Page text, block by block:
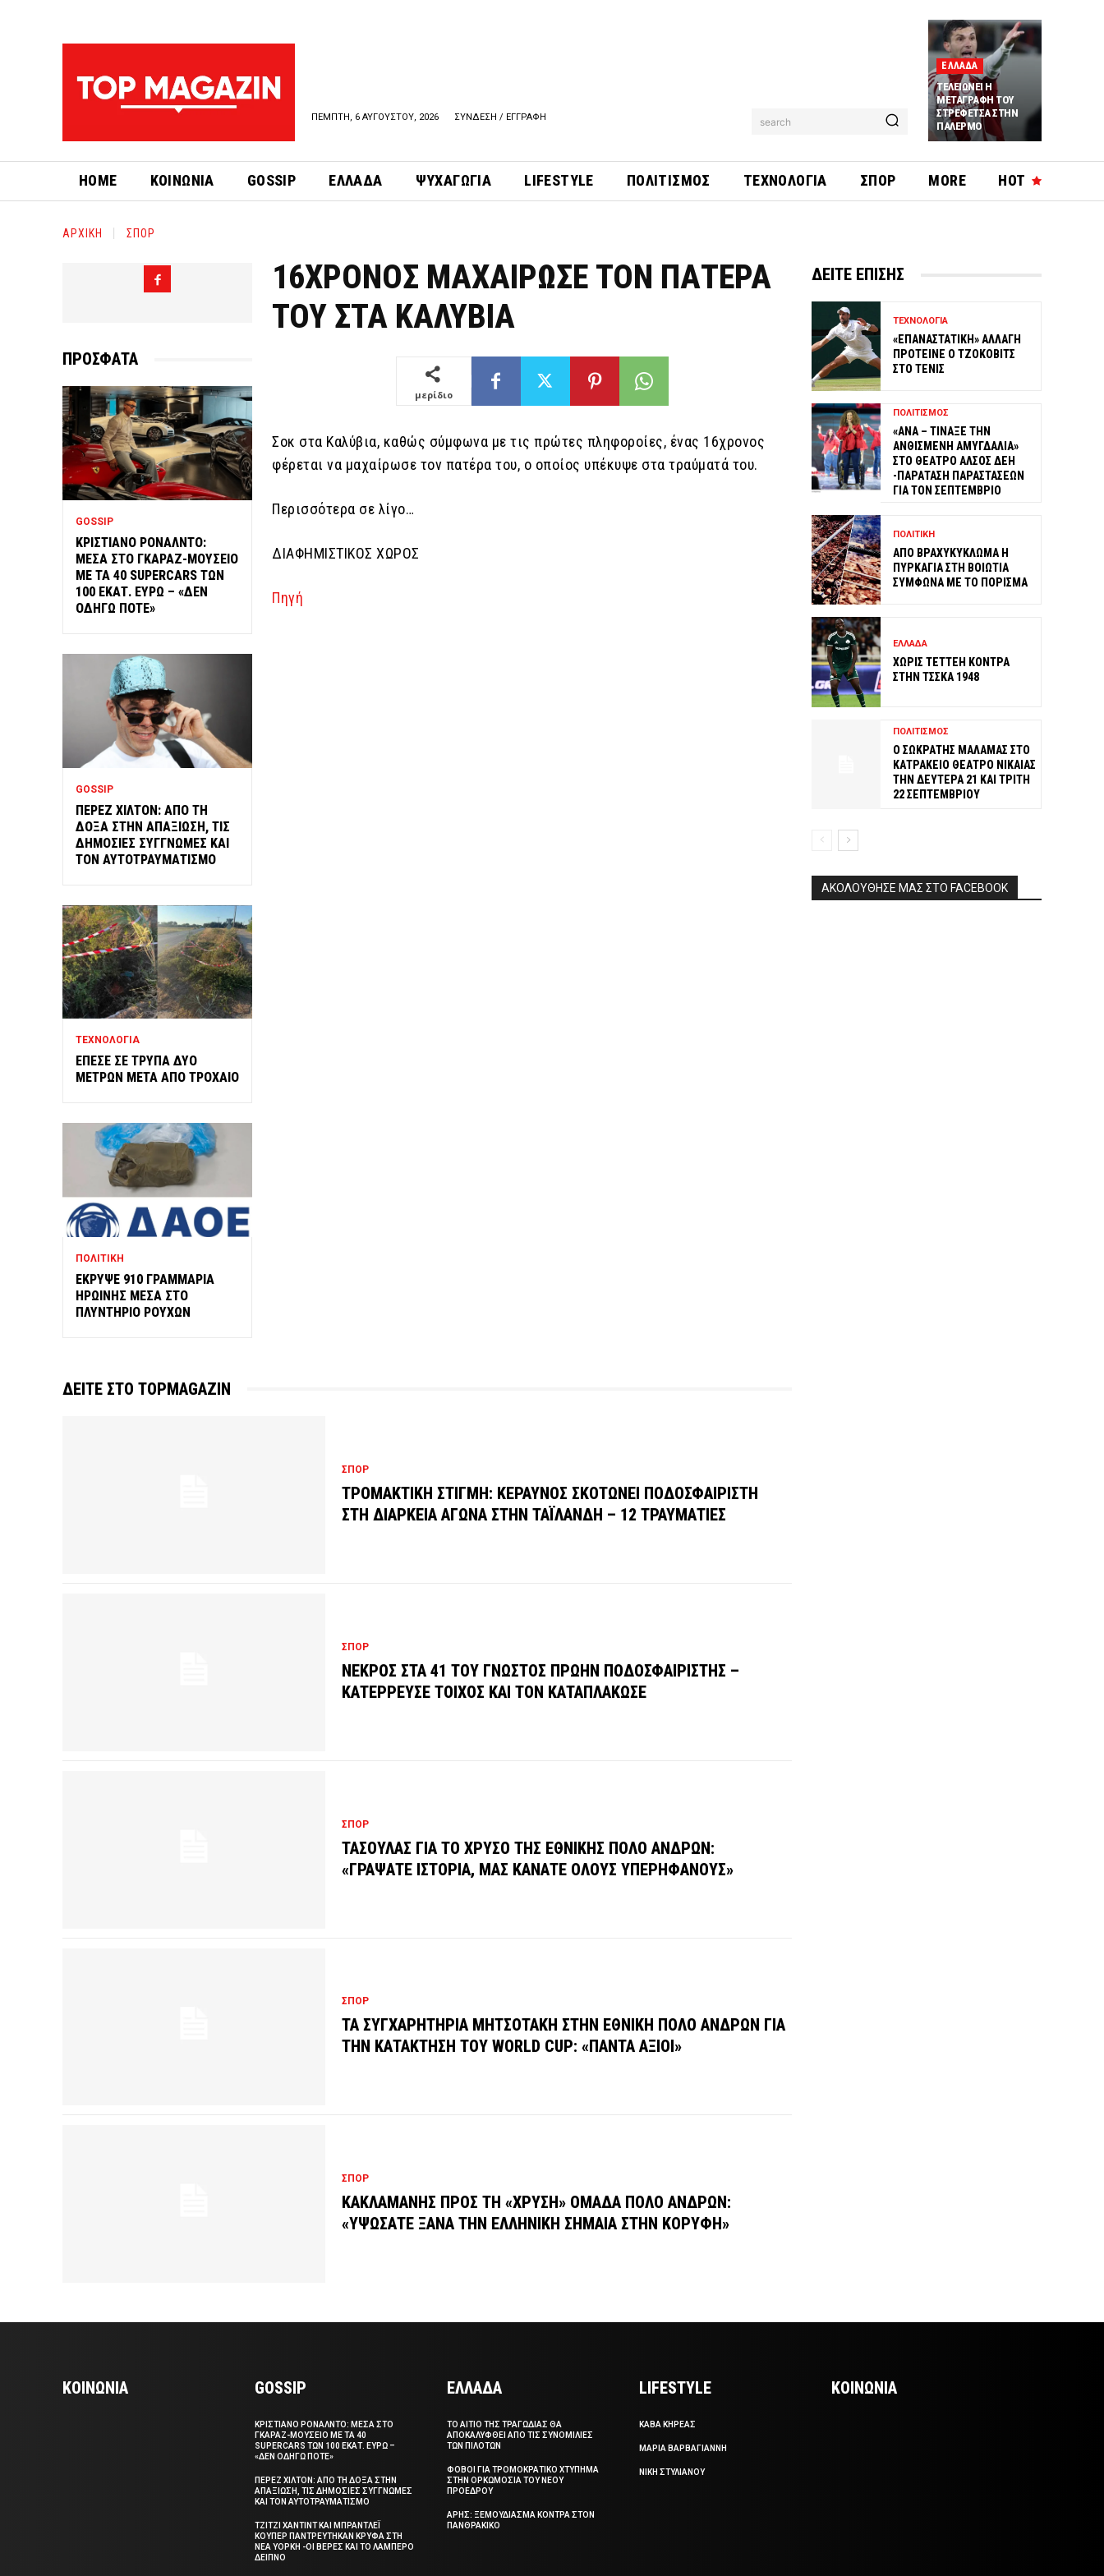
ΠΕΜΠΤΗ, 6 ΑΥΓΟΥΣΤΟΥ, 2026 ΣΥΝΔΕΣΗ / ΕΓΓΡΑΦΗ search
ΕΛΛΑΔΑ
ΤΕΛΕΙΩΝΕΙ Η
ΜΕΤΑΓΡΑΦΗ ΤΟΥ
ΣΤΡΕΦΕΤΣΑ ΣΤΗΝ
ΠΑΛΕΡΜΟ
HOT
HOME ΚΟΙΝΩΝΙΑ GOSSIP ΕΛΛΑΔΑ ΨΥΧΑΓΩΓΙΑ LIFESTYLE ΠΟΛΙΤΙΣΜΟΣ ΤΕΧΝΟΛΟΓΙΑ ΣΠΟΡ MORE
ΑΡΧΙΚΗ ΣΠΟΡ
ΠΡΟΣΦΑΤΑ
GOSSIP
ΚΡΙΣΤΙΑΝΟ ΡΟΝΑΛΝΤΟ:
ΜΕΣΑ ΣΤΟ ΓΚΑΡΑΖ-ΜΟΥΣΕΙΟ
ΜΕ ΤΑ 40 SUPERCARS ΤΩΝ
100 ΕΚΑΤ. ΕΥΡΩ – «ΔΕΝ
ΟΔΗΓΩ ΠΟΤΕ»
GOSSIP
ΠΕΡΕΖ ΧΙΛΤΟΝ: ΑΠΟ ΤΗ
ΔΟΞΑ ΣΤΗΝ ΑΠΑΞΙΩΣΗ, ΤΙΣ
ΔΗΜΟΣΙΕΣ ΣΥΓΓΝΩΜΕΣ ΚΑΙ
ΤΟΝ ΑΥΤΟΤΡΑΥΜΑΤΙΣΜΟ
ΤΕΧΝΟΛΟΓΙΑ
ΕΠΕΣΕ ΣΕ ΤΡΥΠΑ ΔΥΟ
ΜΕΤΡΩΝ ΜΕΤΑ ΑΠΟ ΤΡΟΧΑΙΟ
ΠΟΛΙΤΙΚΗ
ΕΚΡΥΨΕ 910 ΓΡΑΜΜΑΡΙΑ
ΗΡΩΙΝΗΣ ΜΕΣΑ ΣΤΟ
ΠΛΥΝΤΗΡΙΟ ΡΟΥΧΩΝ
16ΧΡΟΝΟΣ ΜΑΧΑΙΡΩΣΕ ΤΟΝ ΠΑΤΕΡΑ
ΤΟΥ ΣΤΑ ΚΑΛΥΒΙΑ
μερίδιο
Σοκ στα Καλύβια, καθώς σύμφωνα με τις πρώτες πληφοροίες, ένας 16χρονος
φέρεται να μαχαίρωσε τον πατέρα του, ο οποίος υπέκυψε στα τραύματά του.
Περισσότερα σε λίγο…
ΔΙΑΦΗΜΙΣΤΙΚΟΣ ΧΩΡΟΣ
Πηγή
ΔΕΙΤΕ ΣΤΟ TOPMAGAZIN
ΣΠΟΡ
ΤΡΟΜΑΚΤΙΚΗ ΣΤΙΓΜΗ: ΚΕΡΑΥΝΟΣ ΣΚΟΤΩΝΕΙ ΠΟΔΟΣΦΑΙΡΙΣΤΗ
ΣΤΗ ΔΙΑΡΚΕΙΑ ΑΓΩΝΑ ΣΤΗΝ ΤΑΪΛΑΝΔΗ – 12 ΤΡΑΥΜΑΤΙΕΣ
ΣΠΟΡ
ΝΕΚΡΟΣ ΣΤΑ 41 ΤΟΥ ΓΝΩΣΤΟΣ ΠΡΩΗΝ ΠΟΔΟΣΦΑΙΡΙΣΤΗΣ –
ΚΑΤΕΡΡΕΥΣΕ ΤΟΙΧΟΣ ΚΑΙ ΤΟΝ ΚΑΤΑΠΛΑΚΩΣΕ
ΣΠΟΡ
ΤΑΣΟΥΛΑΣ ΓΙΑ ΤΟ ΧΡΥΣΟ ΤΗΣ ΕΘΝΙΚΗΣ ΠΟΛΟ ΑΝΔΡΩΝ:
«ΓΡΑΨΑΤΕ ΙΣΤΟΡΙΑ, ΜΑΣ ΚΑΝΑΤΕ ΟΛΟΥΣ ΥΠΕΡΗΦΑΝΟΥΣ»
ΣΠΟΡ
ΤΑ ΣΥΓΧΑΡΗΤΗΡΙΑ ΜΗΤΣΟΤΑΚΗ ΣΤΗΝ ΕΘΝΙΚΗ ΠΟΛΟ ΑΝΔΡΩΝ ΓΙΑ
ΤΗΝ ΚΑΤΑΚΤΗΣΗ ΤΟΥ WORLD CUP: «ΠΑΝΤΑ ΑΞΙΟΙ»
ΣΠΟΡ
ΚΑΚΛΑΜΑΝΗΣ ΠΡΟΣ ΤΗ «ΧΡΥΣΗ» ΟΜΑΔΑ ΠΟΛΟ ΑΝΔΡΩΝ:
«ΥΨΩΣΑΤΕ ΞΑΝΑ ΤΗΝ ΕΛΛΗΝΙΚΗ ΣΗΜΑΙΑ ΣΤΗΝ ΚΟΡΥΦΗ»
ΔΕΙΤΕ ΕΠΙΣΗΣ
ΤΕΧΝΟΛΟΓΙΑ
«ΕΠΑΝΑΣΤΑΤΙΚΗ» ΑΛΛΑΓΗ
ΠΡΟΤΕΙΝΕ Ο ΤΖΟΚΟΒΙΤΣ
ΣΤΟ ΤΕΝΙΣ
ΠΟΛΙΤΙΣΜΟΣ
«ΑΝΑ – ΤΙΝΑΞΕ ΤΗΝ
ΑΝΘΙΣΜΕΝΗ ΑΜΥΓΔΑΛΙΑ»
ΣΤΟ ΘΕΑΤΡΟ ΑΛΣΟΣ ΔΕΗ
-ΠΑΡΑΤΑΣΗ ΠΑΡΑΣΤΑΣΕΩΝ
ΓΙΑ ΤΟΝ ΣΕΠΤΕΜΒΡΙΟ
ΠΟΛΙΤΙΚΗ
ΑΠΟ ΒΡΑΧΥΚΥΚΛΩΜΑ Η
ΠΥΡΚΑΓΙΑ ΣΤΗ ΒΟΙΩΤΙΑ
ΣΥΜΦΩΝΑ ΜΕ ΤΟ ΠΟΡΙΣΜΑ
ΕΛΛΑΔΑ
ΧΩΡΙΣ ΤΕΤΤΕΗ ΚΟΝΤΡΑ
ΣΤΗΝ ΤΣΣΚΑ 1948
ΠΟΛΙΤΙΣΜΟΣ
Ο ΣΩΚΡΑΤΗΣ ΜΑΛΑΜΑΣ ΣΤΟ
ΚΑΤΡΑΚΕΙΟ ΘΕΑΤΡΟ ΝΙΚΑΙΑΣ
ΤΗΝ ΔΕΥΤΕΡΑ 21 ΚΑΙ ΤΡΙΤΗ
22 ΣΕΠΤΕΜΒΡΙΟΥ
ΑΚΟΛΟΥΘΗΣΕ ΜΑΣ ΣΤΟ FACEBOOK
ΚΟΙΝΩΝΙΑ GOSSIP
ΚΡΙΣΤΙΑΝΟ ΡΟΝΑΛΝΤΟ: ΜΕΣΑ ΣΤΟ
ΓΚΑΡΑΖ-ΜΟΥΣΕΙΟ ΜΕ ΤΑ 40
SUPERCARS ΤΩΝ 100 ΕΚΑΤ. ΕΥΡΩ –
«ΔΕΝ ΟΔΗΓΩ ΠΟΤΕ»
ΠΕΡΕΖ ΧΙΛΤΟΝ: ΑΠΟ ΤΗ ΔΟΞΑ ΣΤΗΝ
ΑΠΑΞΙΩΣΗ, ΤΙΣ ΔΗΜΟΣΙΕΣ ΣΥΓΓΝΩΜΕΣ
ΚΑΙ ΤΟΝ ΑΥΤΟΤΡΑΥΜΑΤΙΣΜΟ
ΤΖΙΤΖΙ ΧΑΝΤΙΝΤ ΚΑΙ ΜΠΡΑΝΤΛΕΪ
ΚΟΥΠΕΡ ΠΑΝΤΡΕΥΤΗΚΑΝ ΚΡΥΦΑ ΣΤΗ
ΝΕΑ ΥΟΡΚΗ -ΟΙ ΒΕΡΕΣ ΚΑΙ ΤΟ ΛΑΜΠΕΡΟ
ΔΕΙΠΝΟ
ΕΛΛΑΔΑ
ΤΟ ΑΙΤΙΟ ΤΗΣ ΤΡΑΓΩΔΙΑΣ ΘΑ
ΑΠΟΚΑΛΥΦΘΕΙ ΑΠΟ ΤΙΣ ΣΥΝΟΜΙΛΙΕΣ
ΤΩΝ ΠΙΛΟΤΩΝ
ΦΟΒΟΙ ΓΙΑ ΤΡΟΜΟΚΡΑΤΙΚΟ ΧΤΥΠΗΜΑ
ΣΤΗΝ ΟΡΚΩΜΟΣΙΑ ΤΟΥ ΝΕΟΥ
ΠΡΟΕΔΡΟΥ
ΑΡΗΣ: ΞΕΜΟΥΔΙΑΣΜΑ ΚΟΝΤΡΑ ΣΤΟΝ
ΠΑΝΘΡΑΚΙΚΟ
LIFESTYLE
ΚΑΒΑ ΚΗΡΕΑΣ
ΜΑΡΙΑ ΒΑΡΒΑΓΙΑΝΝΗ
ΝΙΚΗ ΣΤΥΛΙΑΝΟΥ
ΚΟΙΝΩΝΙΑ